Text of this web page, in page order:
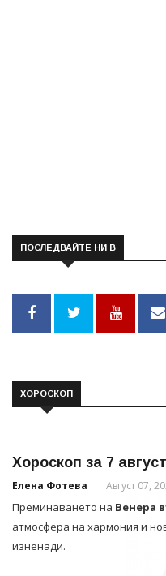
ПОСЛЕДВАЙТЕ НИ В
ХОРОСКОП
Хороскоп за 7 август
Елена Фотева Август 07,
Преминаването на Венера
атмосфера на хармония и
изненади.